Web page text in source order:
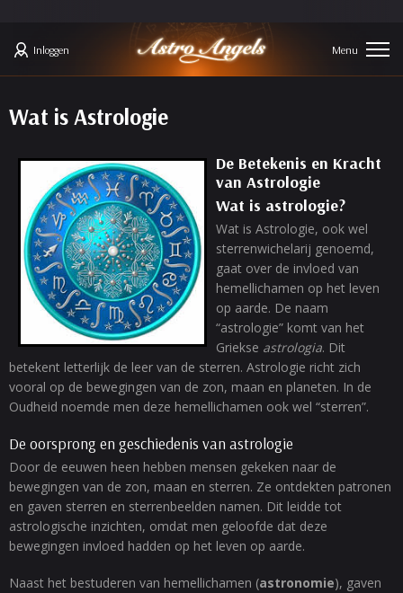
Inloggen
Wat is Astrologie
De Betekenis en Kracht
van Astrologie
Wat is astrologie?
Wat is Astrologie, ook wel
sterrenwichelarij genoemd,
gaat over de invloed van
hemellichamen op het leven
op aarde. De naam
“astrologie” komt van het
Griekse astrologia. Dit
betekent letterlijk de leer van de sterren. Astrologie richt zich
vooral op de bewegingen van de zon, maan en planeten. In de
Oudheid noemde men deze hemellichamen ook wel “sterren”.
De oorsprong en geschiedenis van astrologie
Door de eeuwen heen hebben mensen gekeken naar de
bewegingen van de zon, maan en sterren. Ze ontdekten patronen
en gaven sterren en sterrenbeelden namen. Dit leidde tot
astrologische inzichten, omdat men geloofde dat deze
bewegingen invloed hadden op het leven op aarde.
Naast het bestuderen van hemellichamen (astronomie), gaven